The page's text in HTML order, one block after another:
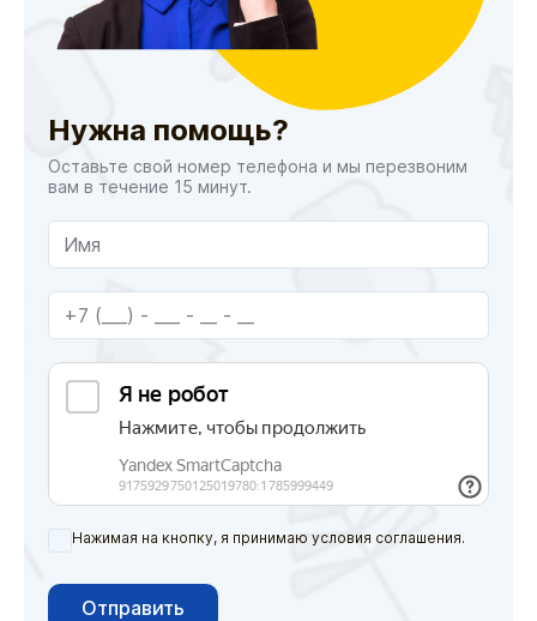
Нужна помощь?
Оставьте свой номер телефона и мы перезвоним
вам в течение 15 минут.
Нажимая на кнопку, я принимаю условия соглашения.
Отправить